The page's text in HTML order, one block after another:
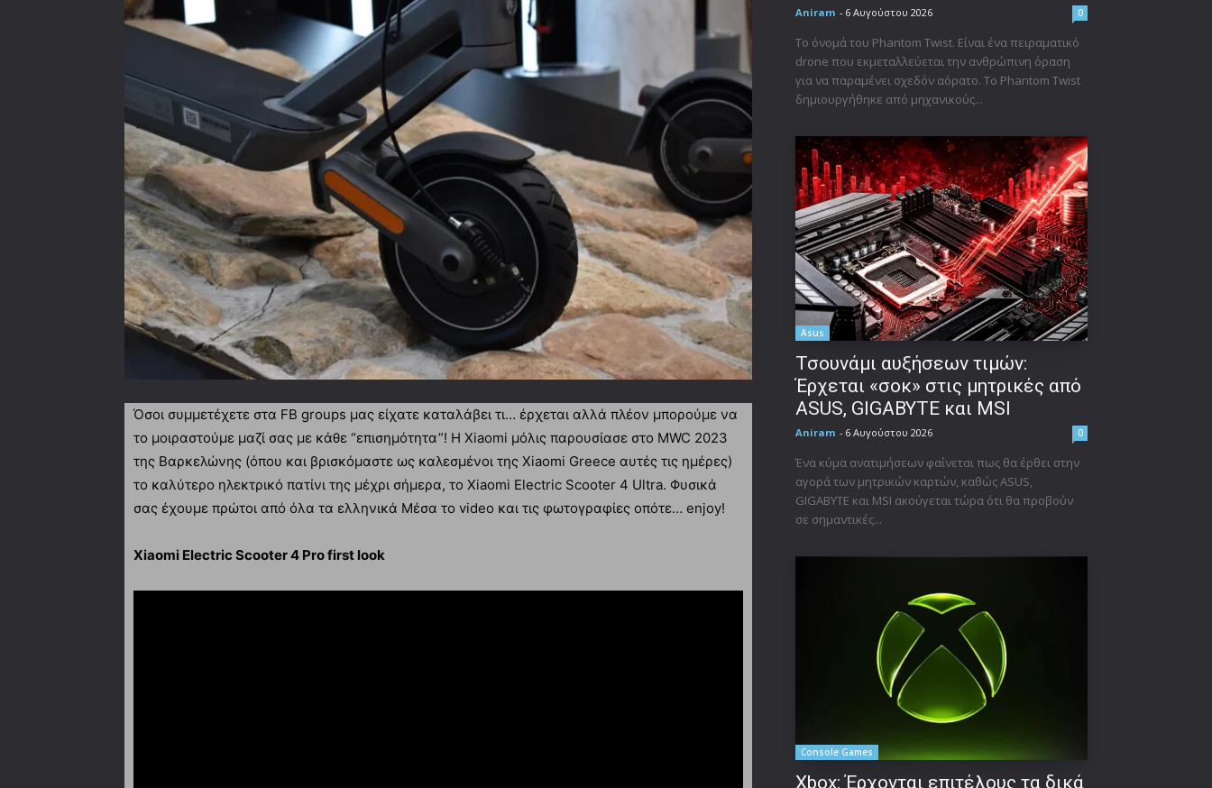
Όσοι συμμετέχετε στα FB groups μας είχατε καταλάβει τι… έρχεται αλλά πλέον μπορούμε να
το μοιραστούμε μαζί σας με κάθε “επισημότητα”! Η Xiaomi μόλις παρουσίασε στο MWC 2023
της Βαρκελώνης (όπου και βρισκόμαστε ως καλεσμένοι της Xiaomi Greece αυτές τις ημέρες)
το καλύτερο ηλεκτρικό πατίνι της μέχρι σήμερα, το Xiaomi Electric Scooter 4 Ultra. Φυσικά
σας έχουμε πρώτοι από όλα τα ελληνικά Μέσα το video και τις φωτογραφίες οπότε… enjoy!
Xiaomi Electric Scooter 4 Pro first look
Aniram - 6 Αυγούστου 2026 0
Το όνομά του Phantom Twist. Είναι ένα πειραματικό
drone που εκμεταλλεύεται την ανθρώπινη όραση
για να παραμένει σχεδόν αόρατο. Το Phantom Twist
δημιουργήθηκε από μηχανικούς...
Asus
Τσουνάμι αυξήσεων τιμών:
Έρχεται «σοκ» στις μητρικές από
ASUS, GIGABYTE και MSI
Aniram - 6 Αυγούστου 2026 0
Ένα κύμα ανατιμήσεων φαίνεται πως θα έρθει στην
αγορά των μητρικών καρτών, καθώς ASUS,
GIGABYTE και MSI ακούγεται τώρα ότι θα προβούν
σε σημαντικές...
Console Games
Xbox: Έρχονται επιτέλους τα δικά